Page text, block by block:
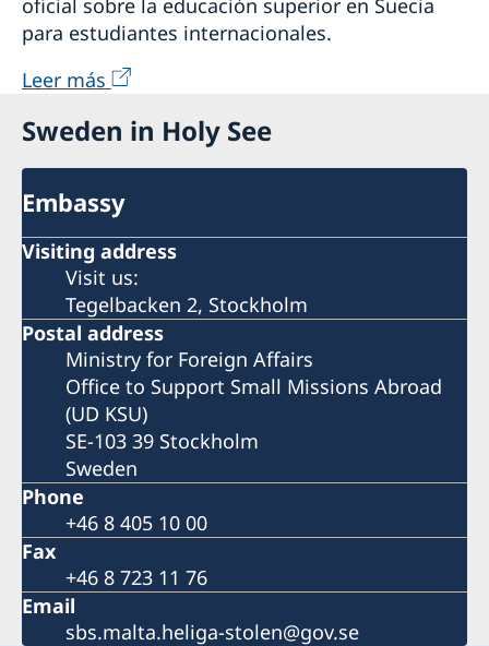
oficial sobre la educación superior en Suecia
para estudiantes internacionales.
Leer más
Sweden in Holy See
Embassy
Visiting address
Visit us:
Tegelbacken 2, Stockholm
Postal address
Ministry for Foreign Affairs
Office to Support Small Missions Abroad
(UD KSU)
SE-103 39 Stockholm
Sweden
Phone
+46 8 405 10 00
Fax
+46 8 723 11 76
Email
sbs.malta.heliga-stolen@gov.se